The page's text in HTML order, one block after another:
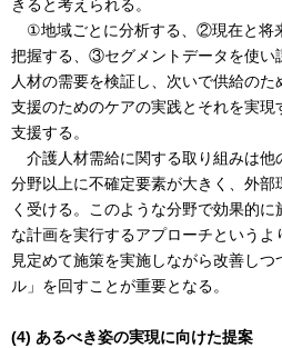
きると考えられる。
①地域ごとに分析する、②現在と将
把握する、③セグメントデータを使
人材の需要を検証し、次いで供給の
支援のためのケアの実践とそれを実
支援する。
介護人材需給に関する取り組みは他
分野以上に不確定要素が大きく、外部
く受ける。このような分野で効果的
な計画を実行するアプローチという
見定めて施策を実施しながら改善し
ル」を回すことが重要となる。
(4) あるべき姿の実現に向けた提案